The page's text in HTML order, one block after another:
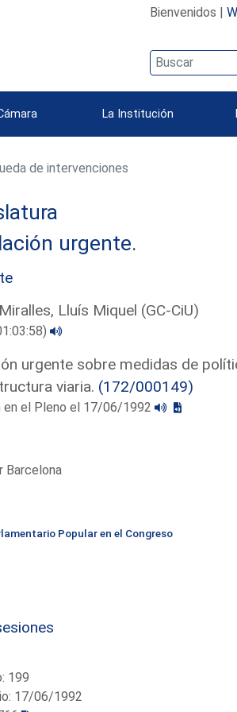
Bienvenidos |
La Institución
de intervenciones
urgente.
Lluís Miquel (GC-CiU)
urgente sobre medidas de
viaria. (172/000149)
en el Pleno el 17/06/1992
Barcelona
Popular en el Congreso
199
17/06/1992